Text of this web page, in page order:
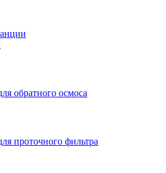
обратного осмоса
проточного фильтра